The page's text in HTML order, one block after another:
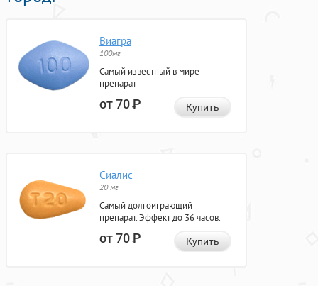
Виагра
100мг
Самый известный в мире
препарат
от 70Р Купить
Сиалис
20 мг
Самый долгоиграющий
препарат. Эффект до 36 часов.
от 70Р Купить